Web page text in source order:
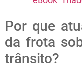
Por que
da frota
trânsito?